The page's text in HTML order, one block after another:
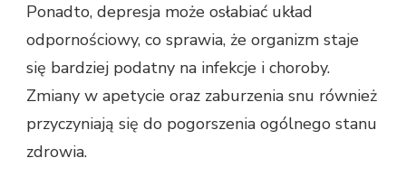
Ponadto, depresja może osłabiać układ
odpornościowy, co sprawia, że organizm staje
się bardziej podatny na infekcje i choroby.
Zmiany w apetycie oraz zaburzenia snu również
przyczyniają się do pogorszenia ogólnego stanu
zdrowia.